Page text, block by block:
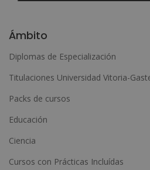
e
r
n
i
v
Ámbito
Diplomas de Especialización
Titulaciones Universidad Vitoria-
Packs de cursos
Educación
Ciencia
Cursos con Prácticas Incluídas